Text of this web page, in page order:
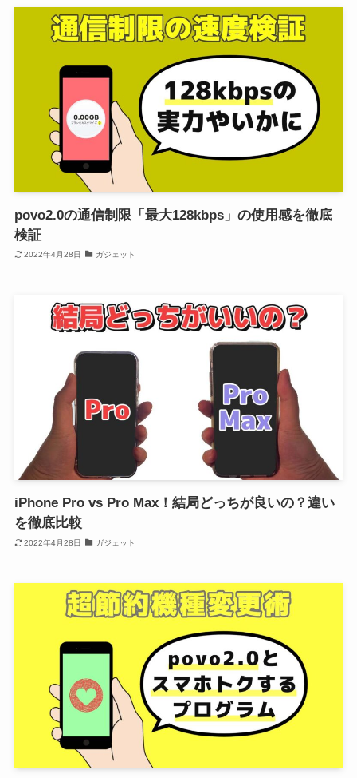
povo2.0の通信制限「最大128kbps」の使用感を徹底
検証
2022年4月28日 ガジェット
iPhone Pro vs Pro Max！結局どっちが良いの？違い
を徹底比較
2022年4月28日 ガジェット